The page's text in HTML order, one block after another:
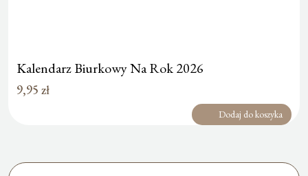
Kalendarz Biurkowy Na Rok 2026
9,95 zł
Dodaj do koszyka